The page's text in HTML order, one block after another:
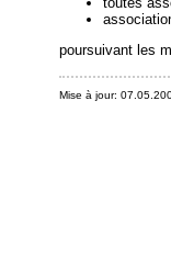
poursuivant les
Mise à jour: